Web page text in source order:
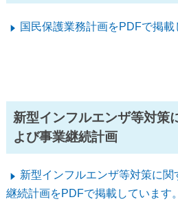
国民保護業務計画をPDFで掲載
新型インフルエンザ等対策
よび事業継続計画
新型インフルエンザ等対策に
継続計画をPDFで掲載しています。